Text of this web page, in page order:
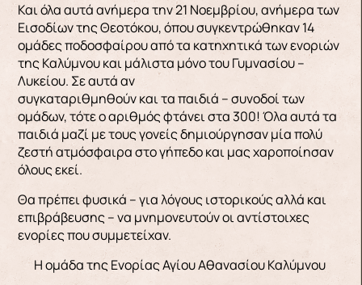
Και όλα αυτά ανήμερα την 21 Νοεμβρίου, ανήμερα των
Εισοδίων της Θεοτόκου, όπου συγκεντρώθηκαν 14
ομάδες ποδοσφαίρου από τα κατηχητικά των ενοριών
της Καλύμνου και μάλιστα μόνο του Γυμνασίου –
Λυκείου. Σε αυτά αν
συγκαταριθμηθούν και τα παιδιά – συνοδοί των
ομάδων, τότε ο αριθμός φτάνει στα 300! Όλα αυτά τα
παιδιά μαζί με τους γονείς δημιούργησαν μία πολύ
ζεστή ατμόσφαιρα στο γήπεδο και μας χαροποίησαν
όλους εκεί.
Θα πρέπει φυσικά – για λόγους ιστορικούς αλλά και
επιβράβευσης – να μνημονευτούν οι αντίστοιχες
ενορίες που συμμετείχαν.
Η ομάδα της Ενορίας Αγίου Αθανασίου Καλύμνου